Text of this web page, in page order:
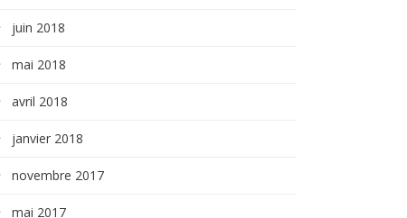
juin 2018
mai 2018
avril 2018
janvier 2018
novembre 2017
mai 2017